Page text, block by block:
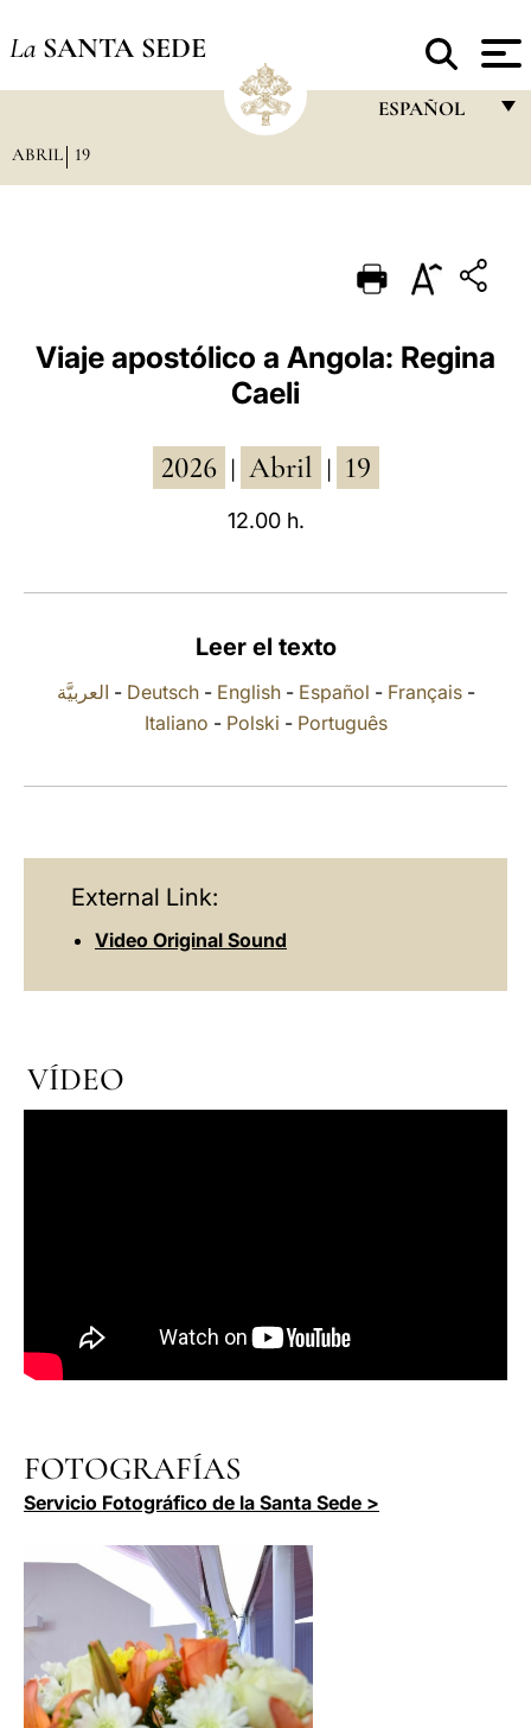
La SANTA SEDE
ESPAÑOL
PORTUGUÊS
ESPAÑOL
ABRIL 19
Viaje apostólico a Angola: Regina
Caeli
2026 Abril 19
12.00 h.
Leer el texto
العربيَّة - Deutsch- English- Español - Français-
Italiano - Polski - Português
External Link:
Video Original Sound
VÍDEO
FOTOGRAFÍAS
Servicio Fotográfico de la Santa Sede >